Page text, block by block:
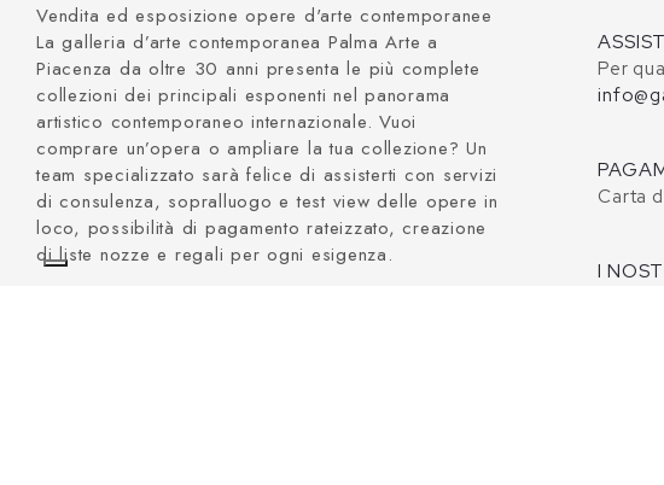
Vendita ed esposizione opere d'arte contemporanee
La galleria d’arte contemporanea Palma Arte a
Piacenza da oltre 30 anni presenta le più complete
collezioni dei principali esponenti nel panorama
artistico contemporaneo internazionale. Vuoi
comprare un’opera o ampliare la tua collezione? Un
team specializzato sarà felice di assisterti con servizi
di consulenza, sopralluogo e test view delle opere in
loco, possibilità di pagamento rateizzato, creazione
di liste nozze e regali per ogni esigenza.
Per
Carta
I